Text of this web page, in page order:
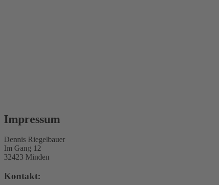
Impressum
Dennis Riegelbauer
Im Gang 12
32423 Minden
Kontakt: